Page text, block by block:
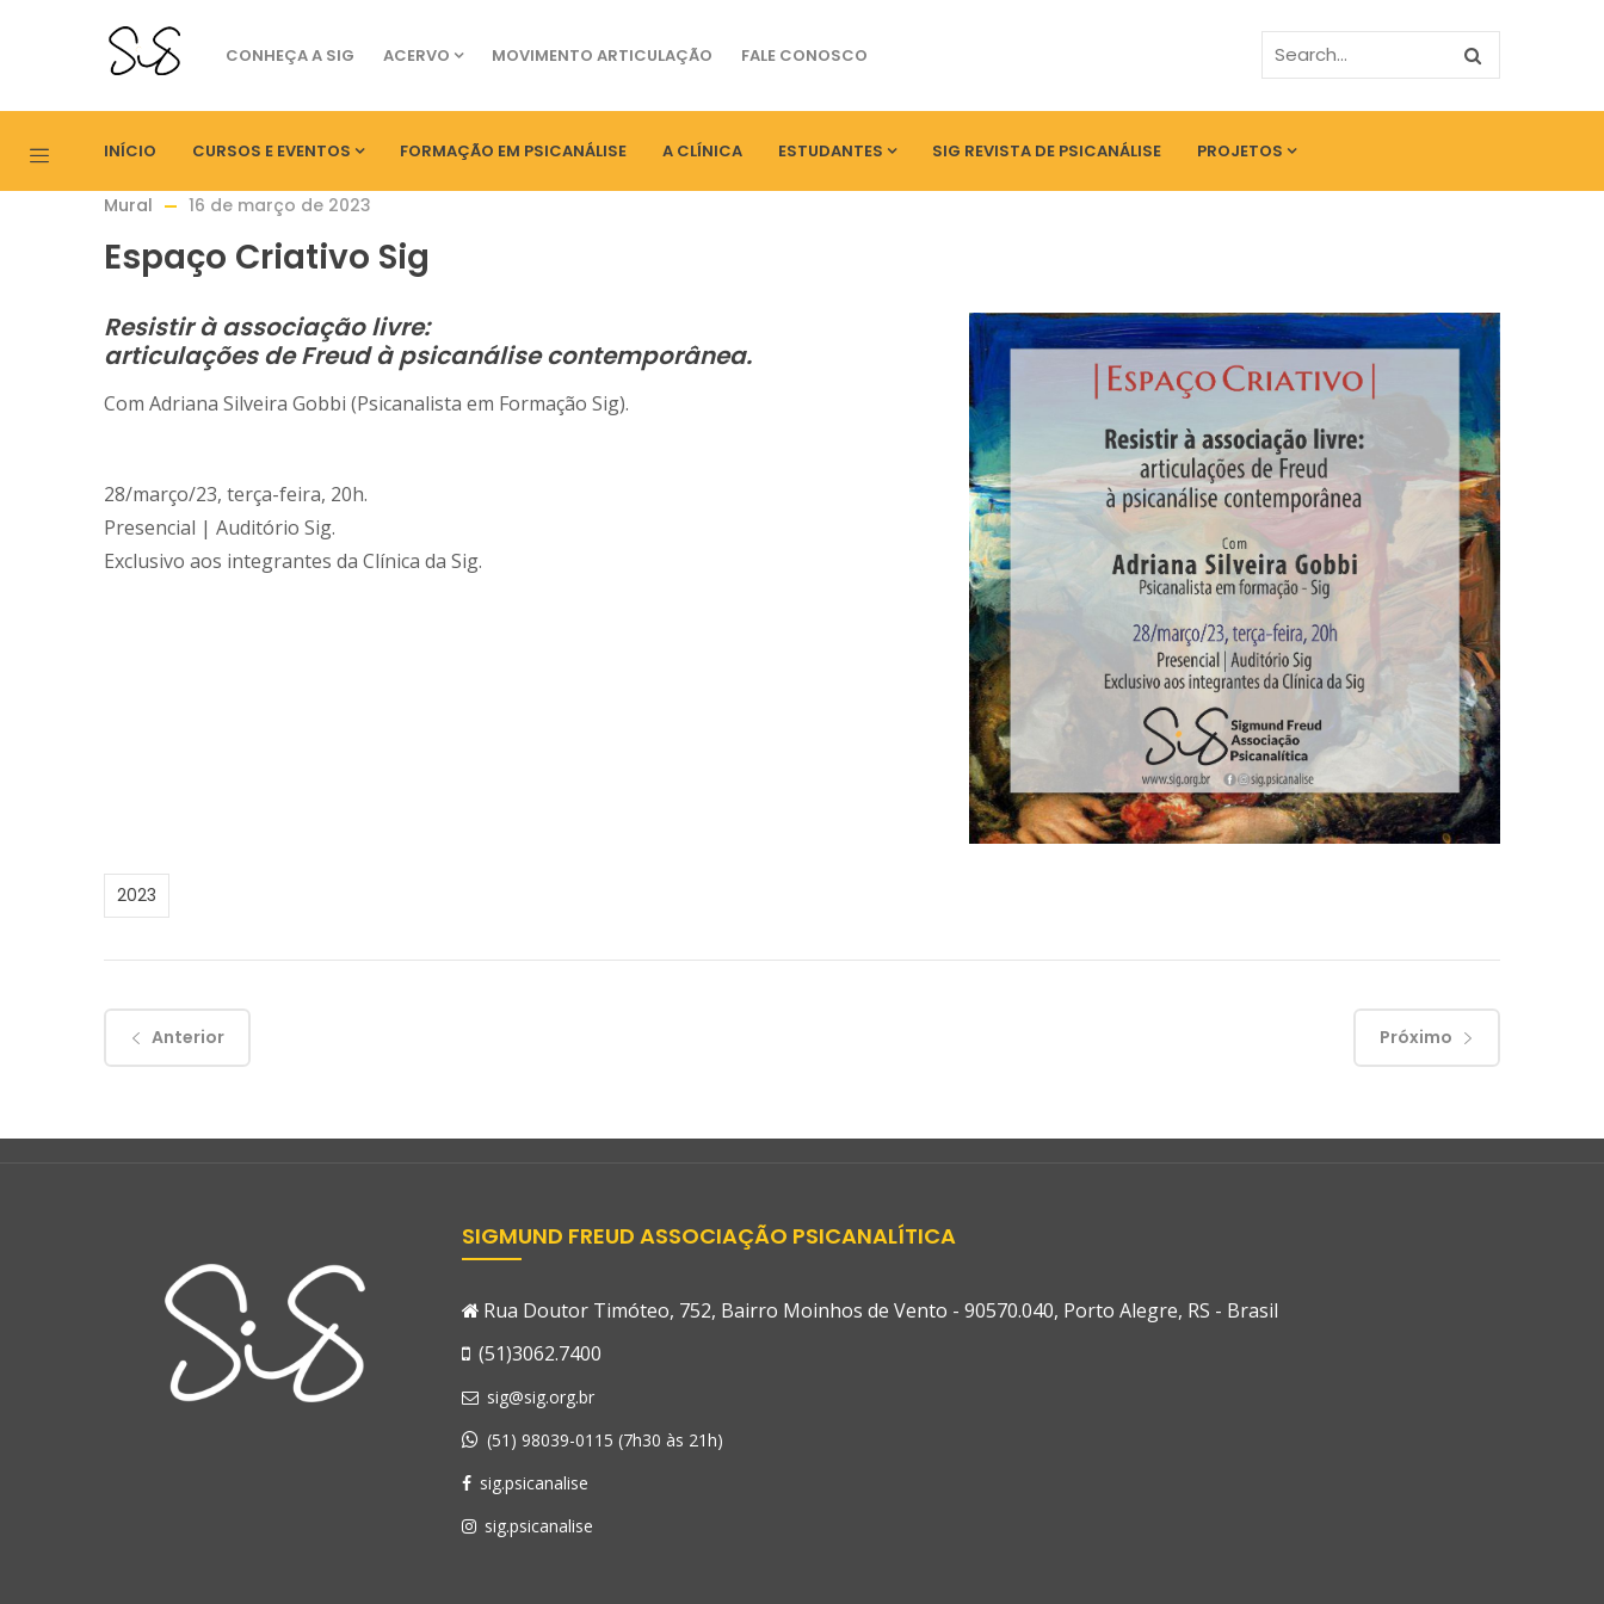
CONHEÇA A SIG ACERVO MOVIMENTO ARTICULAÇÃO FALE CONOSCO
INÍCIO CURSOS E EVENTOS FORMAÇÃO EM PSICANÁLISE A CLÍNICA ESTUDANTES SIG REVISTA DE PSICANÁLISE PROJETOS
Mural 16 de março de 2023
Espaço Criativo Sig
Resistir à associação livre:
articulações de Freud à psicanálise contemporânea.
Com Adriana Silveira Gobbi (Psicanalista em Formação Sig).
28/março/23, terça-feira, 20h.
Presencial | Auditório Sig.
Exclusivo aos integrantes da Clínica da Sig.
2023
Anterior Próximo
SIGMUND FREUD ASSOCIAÇÃO PSICANALÍTICA
Rua Doutor Timóteo, 752, Bairro Moinhos de Vento - 90570.040, Porto Alegre, RS - Brasil
(51)3062.7400
sig@sig.org.br
(51) 98039-0115 (7h30 às 21h)
sig.psicanalise
sig.psicanalise